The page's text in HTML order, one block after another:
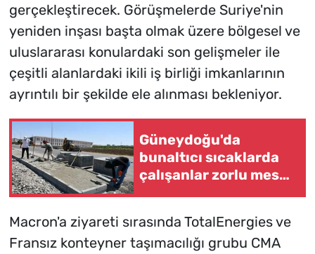
gerçekleştirecek. Görüşmelerde Suriye'nin
yeniden inşası başta olmak üzere bölgesel ve
uluslararası konulardaki son gelişmeler ile
çeşitli alanlardaki ikili iş birliği imkanlarının
ayrıntılı bir şekilde ele alınması bekleniyor.
Güneydoğu'da
bunaltıcı sıcaklarda
çalışanlar zorlu mesai
Macron'a ziyareti sırasında TotalEnergies ve
Fransız konteyner taşımacılığı grubu CMA